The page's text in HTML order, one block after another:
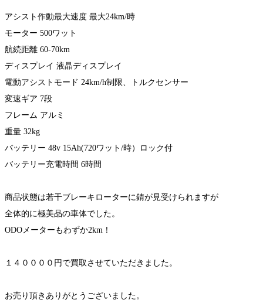
アシスト作動最大速度 最大24km/時
モーター 500ワット
航続距離 60-70km
ディスプレイ 液晶ディスプレイ
電動アシストモード 24km/h制限、トルクセンサー
変速ギア 7段
フレーム アルミ
重量 32kg
バッテリー 48v 15Ah(720ワット/時）ロック付
バッテリー充電時間 6時間
商品状態は若干ブレーキローターに錆が見受けられますが
全体的に極美品の車体でした。
ODOメーターもわずか2km！
１４００００円で買取させていただきました。
お売り頂きありがとうございました。